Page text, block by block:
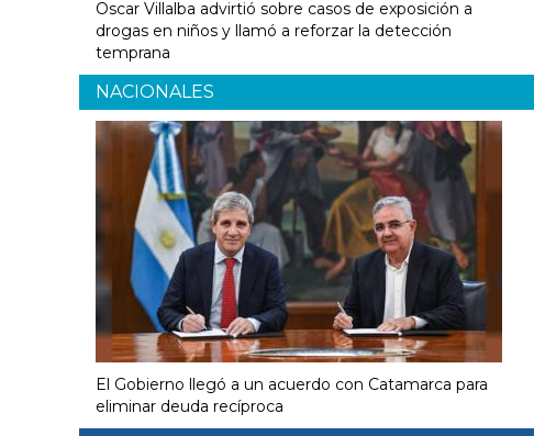
Oscar Villalba advirtió sobre casos de exposición a
drogas en niños y llamó a reforzar la detección
temprana
NACIONALES
El Gobierno llegó a un acuerdo con Catamarca para
eliminar deuda recíproca